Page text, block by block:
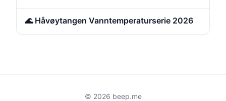
🌊 Håvøytangen Vanntemperaturserie 2026
© 2026 beep.me